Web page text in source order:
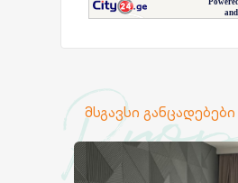
მსგავსი განცადებები